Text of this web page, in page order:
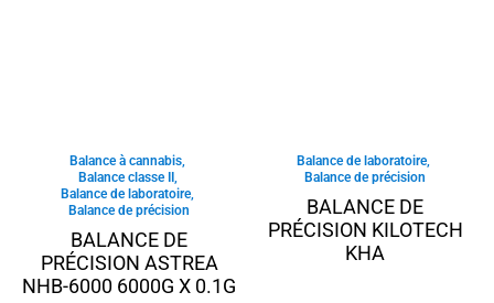
Balance à cannabis,
Balance classe II ,
Balance de laboratoire,
Balance de précision
BALANCE DE
PRÉCISION ASTREA
NHB-6000 6000G X 0.1G
Balance de laboratoire,
Balance de précision
BALANCE DE
PRÉCISION KILOTECH
KHA